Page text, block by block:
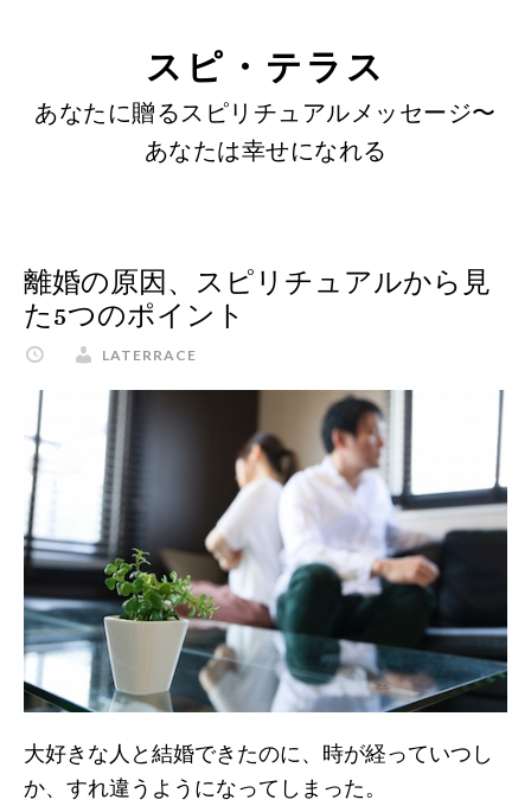
sidebar
スピ・テラス
あなたに贈るスピリチュアルメッセージ〜
あなたは幸せになれる
離婚の原因、スピリチュアルから見
た5つのポイント
LATERRACE
大好きな人と結婚できたのに、時が経っていつし
か、すれ違うようになってしまった。